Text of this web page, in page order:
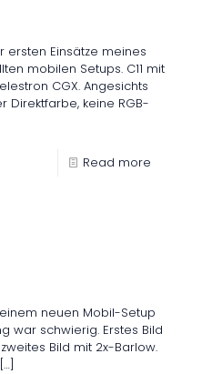
ersten Einsätze meines
mobilen Setups. C11 mit
CGX. Angesichts
Direktfarbe, keine RGB-
Read more
neuen Mobil-Setup
war schwierig. Erstes Bild
Bild mit 2x-Barlow.
[…]